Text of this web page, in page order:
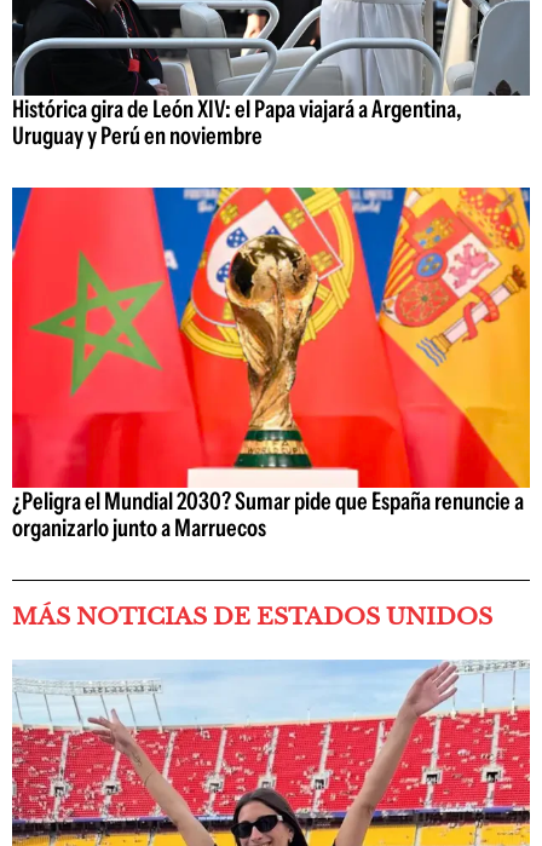
Histórica gira de León XIV: el Papa viajará a Argentina,
Uruguay y Perú en noviembre
¿Peligra el Mundial 2030? Sumar pide que España renuncie a
organizarlo junto a Marruecos
MÁS NOTICIAS DE ESTADOS UNIDOS